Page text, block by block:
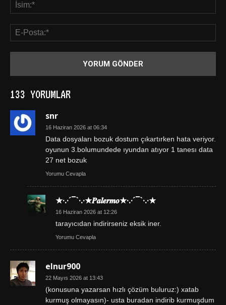
133 YORUMLAR
snr
16 Haziran 2026 at 06:34
Data dosyaları bozuk dostum çıkartırken hata veriyor.
oyunun 3.bolumundede ıyundan atıyor 1 tanesı data
27 net bozuk
Yorumu Cevapla
★·.·´¯`·.·★𝑷𝒂𝒍𝒆𝒓𝒎𝒐★·.·´¯`·.·★
16 Haziran 2026 at 12:26
tarayıcıdan indirirseniz eksik iner.
Yorumu Cevapla
elnur900
22 Mayıs 2026 at 13:43
(konusuna yazarsan hızlı çözüm buluruz:) xatab
kurmuş olmayasın)- usta buradan indirib kurmuşdum